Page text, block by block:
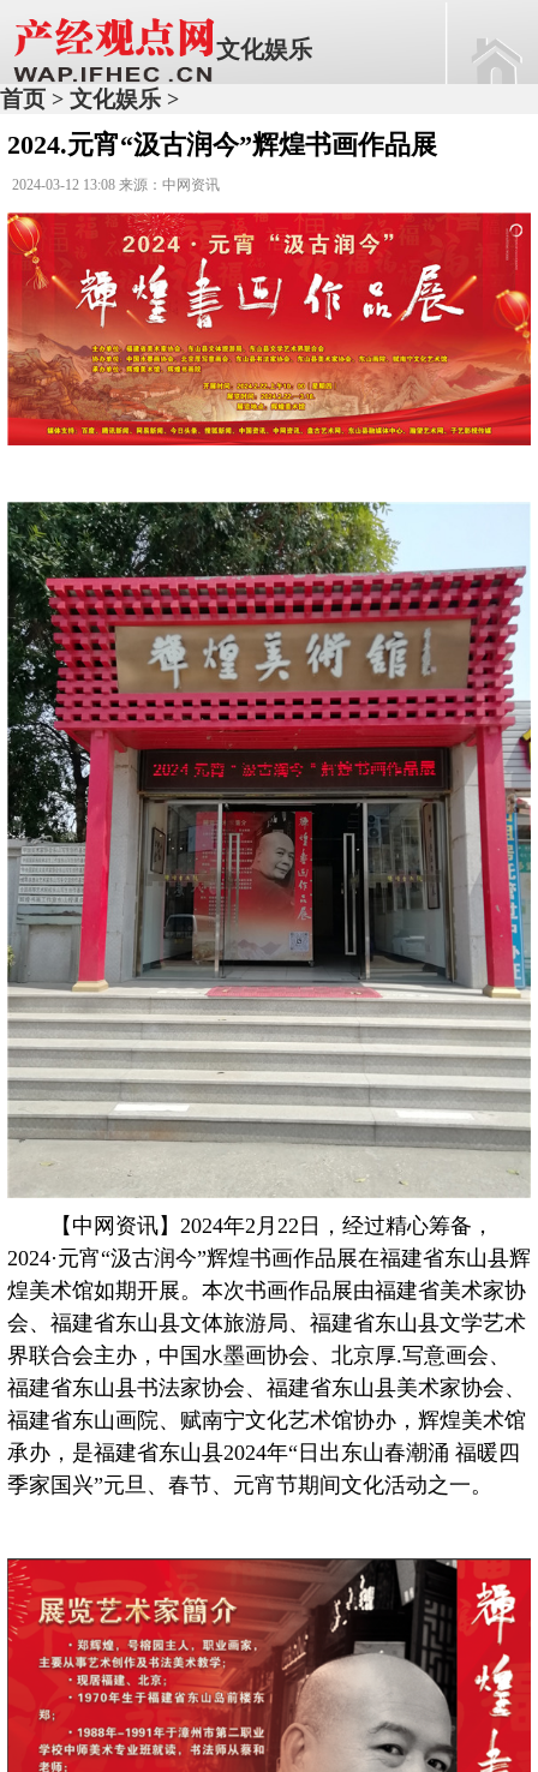
文化娱乐
首页 > 文化娱乐 >
2024.元宵“汲古润今”辉煌书画作品展
2024-03-12 13:08 来源：中网资讯
【中网资讯】2024年2月22日，经过精心筹备，
2024·元宵“汲古润今”辉煌书画作品展在福建省东山县辉
煌美术馆如期开展。本次书画作品展由福建省美术家协
会、福建省东山县文体旅游局、福建省东山县文学艺术
界联合会主办，中国水墨画协会、北京厚.写意画会、
福建省东山县书法家协会、福建省东山县美术家协会、
福建省东山画院、赋南宁文化艺术馆协办，辉煌美术馆
承办，是福建省东山县2024年“日出东山春潮涌 福暖四
季家国兴”元旦、春节、元宵节期间文化活动之一。